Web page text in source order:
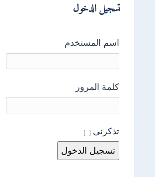
تسجيل الدخول
اسم المستخدم
كلمة المرور
تذكرنى